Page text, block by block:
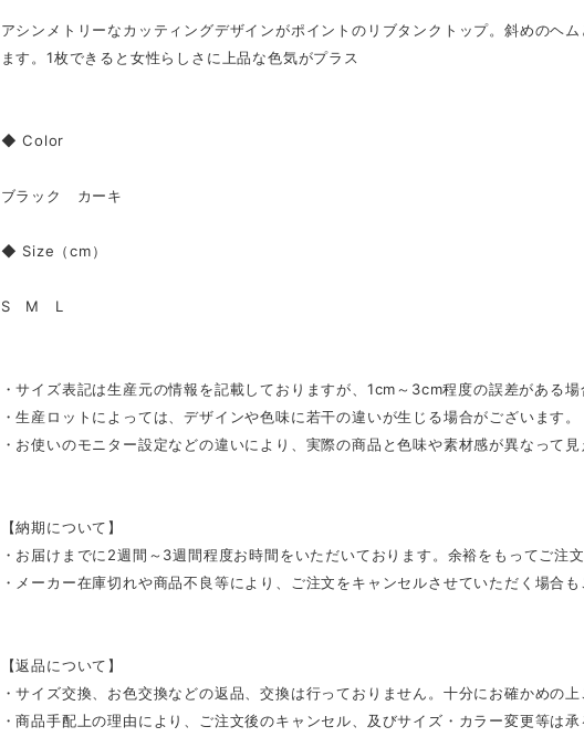
アシンメトリーなカッティングデザインがポイントのリブタンクトップ。斜めのヘ
ます。1枚できると女性らしさに上品な色気がプラス
◆ Color
ブラック カーキ
◆ Size（cm）
S M L
・サイズ表記は生産元の情報を記載しておりますが、1cm～3cm程度の誤差がある場
・生産ロットによっては、デザインや色味に若干の違いが生じる場合がございます。
・お使いのモニター設定などの違いにより、実際の商品と色味や素材感が異なって見
【納期について】
・お届けまでに2週間～3週間程度お時間をいただいております。余裕をもってご注
・メーカー在庫切れや商品不良等により、ご注文をキャンセルさせていただく場合も
【返品について】
・サイズ交換、お色交換などの返品、交換は行っておりません。十分にお確かめの上
・商品手配上の理由により、ご注文後のキャンセル、及びサイズ・カラー変更等は承